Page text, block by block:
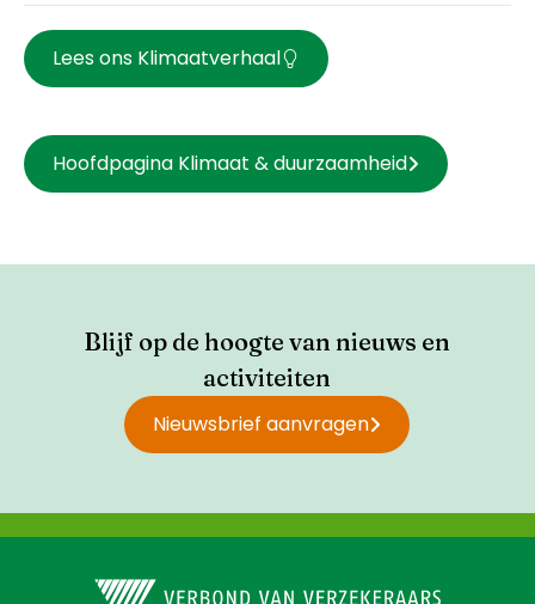
Lees ons Klimaatverhaal
Hoofdpagina Klimaat & duurzaamheid
Blijf op de hoogte van nieuws en
activiteiten
Nieuwsbrief aanvragen